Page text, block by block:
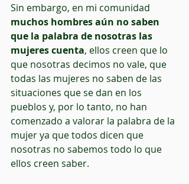
Sin embargo, en mi comunidad
muchos hombres aún no saben
que la palabra de nosotras las
mujeres cuenta, ellos creen que lo
que nosotras decimos no vale, que
todas las mujeres no saben de las
situaciones que se dan en los
pueblos y, por lo tanto, no han
comenzado a valorar la palabra de la
mujer ya que todos dicen que
nosotras no sabemos todo lo que
ellos creen saber.